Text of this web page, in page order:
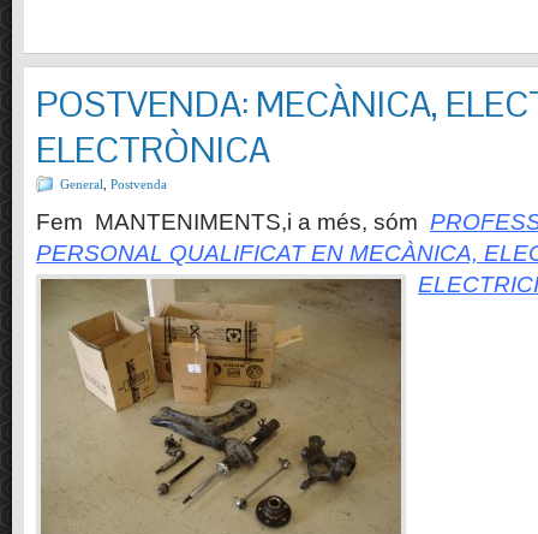
POSTVENDA: MECÀNICA,
ELECTRÒNICA
General Postvenda
Fem MANTENIMENTS,i a més, sóm
PERSONAL QUALIFICAT EN MECÀNICA,